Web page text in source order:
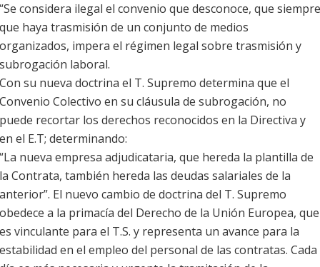
“Se considera ilegal el convenio que desconoce, que siempre
que haya trasmisión de un conjunto de medios
organizados, impera el régimen legal sobre trasmisión y
subrogación laboral.
Con su nueva doctrina el T. Supremo determina que el
Convenio Colectivo en su cláusula de subrogación, no
puede recortar los derechos reconocidos en la Directiva y
en el E.T; determinando:
“La nueva empresa adjudicataria, que hereda la plantilla de
la Contrata, también hereda las deudas salariales de la
anterior”. El nuevo cambio de doctrina del T. Supremo
obedece a la primacía del Derecho de la Unión Europea, que
es vinculante para el T.S. y representa un avance para la
estabilidad en el empleo del personal de las contratas. Cada